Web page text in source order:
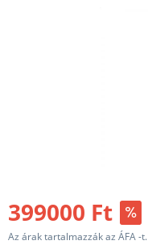
399000 Ft
Az árak tartalmazzák az ÁFA -t.